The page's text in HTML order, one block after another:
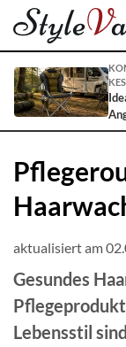
aktualisiert am
Gesundes
Lebensstil